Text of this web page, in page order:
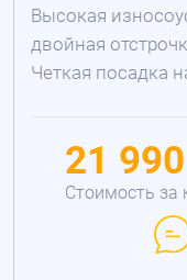
Высокая
двойная
Четкая посадка
21
Стоимость за